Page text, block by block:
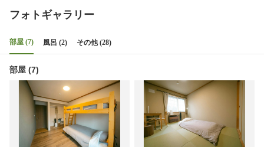
フォトギャラリー
部屋 (7) 風呂 (2) その他 (28)
部屋 (7)